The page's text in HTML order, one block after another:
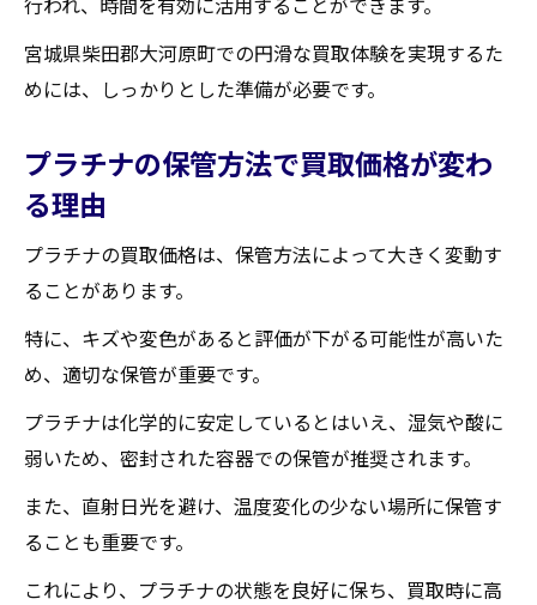
宮城県柴田郡大河原町での買取事例紹介
買取経験者の声を基にした成功の法則
バイス
宮城県柴田郡大河原町での円滑な買取体験を実現するた
めには、しっかりとした準備が必要です。
プラチナの保管方法で買取価格が変わ
る理由
プラチナの買取価格は、保管方法によって大きく変動す
ることがあります。
特に、キズや変色があると評価が下がる可能性が高いた
め、適切な保管が重要です。
プラチナは化学的に安定しているとはいえ、湿気や酸に
弱いため、密封された容器での保管が推奨されます。
また、直射日光を避け、温度変化の少ない場所に保管す
ることも重要です。
これにより、プラチナの状態を良好に保ち、買取時に高